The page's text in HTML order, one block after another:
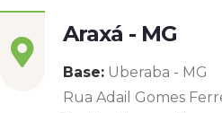
Araxá - MG
Base: Uberaba - MG
Rua Adail Gomes